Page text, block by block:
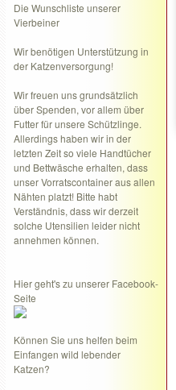
Die Wunschliste unserer
Vierbeiner
Wir benötigen Unterstützung in
der Katzenversorgung!
Wir freuen uns grundsätzlich
über Spenden, vor allem über
Futter für unsere Schützlinge.
Allerdings haben wir in der
letzten Zeit so viele Handtücher
und Bettwäsche erhalten, dass
unser Vorratscontainer aus allen
Nähten platzt! Bitte habt
Verständnis, dass wir derzeit
solche Utensilien leider nicht
annehmen können.
Hier geht's zu unserer Facebook-
Seite
Können Sie uns helfen beim
Einfangen wild lebender
Katzen?